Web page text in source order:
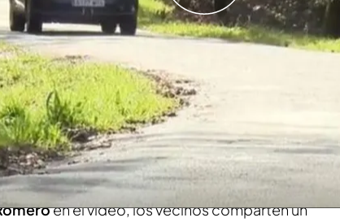
deFroxán, en Lousame, son los creadores de una
uncoche comunitario. En medio de la
los 11 habitantes de Froxán, que luchan
y la contaminación. Como informan Laura
en el video, los vecinos comparten un